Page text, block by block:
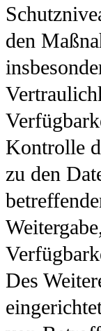
den
Kontrolle
zu den
Des